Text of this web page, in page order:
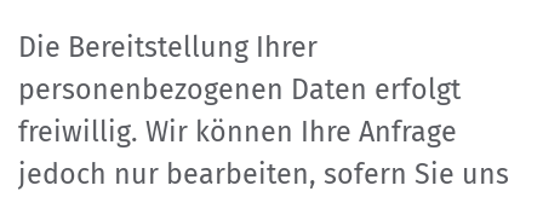
Die Bereitstellung Ihrer
personenbezogenen Daten erfolgt
freiwillig. Wir können Ihre Anfrage
jedoch nur bearbeiten, sofern Sie uns